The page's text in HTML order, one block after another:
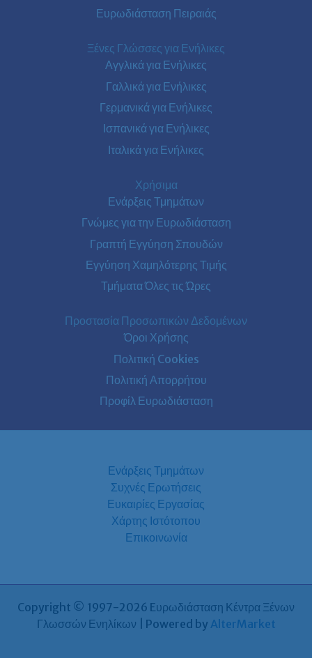
Ευρωδιάσταση Πειραιάς
Ξένες Γλώσσες για Ενήλικες
Αγγλικά για Ενήλικες
Γαλλικά για Ενήλικες
Γερμανικά για Ενήλικες
Ισπανικά για Ενήλικες
Ιταλικά για Ενήλικες
Χρήσιμα
Ενάρξεις Τμημάτων
Γνώμες για την Ευρωδιάσταση
Γραπτή Εγγύηση Σπουδών
Εγγύηση Χαμηλότερης Τιμής
Τμήματα Όλες τις Ώρες
Προστασία Προσωπικών Δεδομένων
Όροι Χρήσης
Πολιτική Cookies
Πολιτική Απορρήτου
Προφίλ Ευρωδιάσταση
Ενάρξεις Τμημάτων
Συχνές Ερωτήσεις
Ευκαιρίες Εργασίας
Χάρτης Ιστότοπου
Επικοινωνία
Copyright © 1997-2026 Eυρωδιάσταση Κέντρα Ξένων
Γλωσσών Ενηλίκων | Powered by AlterMarket